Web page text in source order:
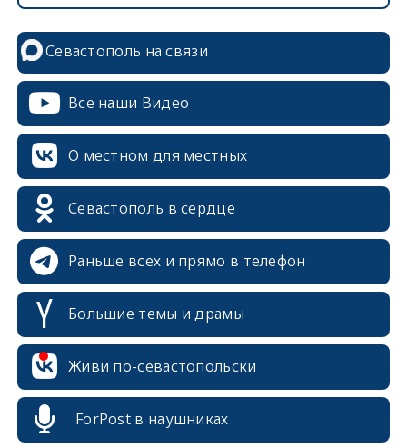
Севастополь на связи
Все наши Видео
О местном для местных
Севастополь в сердце
Раньше всех и прямо в телефон
Большие темы и драмы
Живи по-севастопольски
ForPost в наушниках